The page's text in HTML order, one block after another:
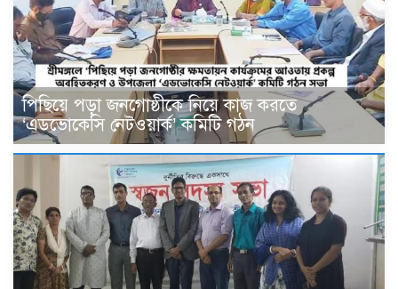
পিছিয়ে পড়া জনগোষ্ঠীকে নিয়ে কাজ করতে
‘এডভোকেসি নেটওয়ার্ক’ কমিটি গঠন